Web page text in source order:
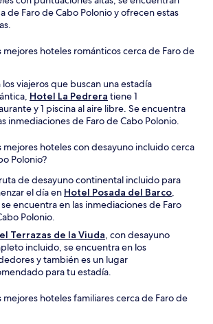
de Faro de Cabo Polonio y ofrecen estas
mejores hoteles románticos cerca de Faro de
los viajeros que buscan una estadía
Hotel La Pedrera tiene 1
y 1 piscina al aire libre. Se encuentra
inmediaciones de Faro de Cabo Polonio.
mejores hoteles con desayuno incluido cerca
Polonio?
de desayuno continental incluido para
el día en Hotel Posada del Barco,
encuentra en las inmediaciones de Faro
Polonio.
Terrazas de la Viuda, con desayuno
incluido, se encuentra en los
y también es un lugar
para tu estadía.
mejores hoteles familiares cerca de Faro de